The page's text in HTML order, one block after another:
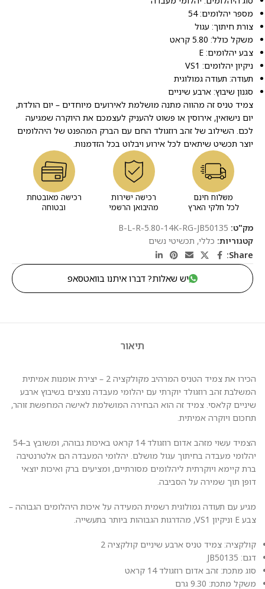
מספר יהלומים: 54
צורת חיתוך: עגול
משקל כולל: 5.80 קראט
צבע יהלומים: E
ניקיון יהלומים: VS1
תעודה: תעודה גמולוגית
סגנון שיבוץ: ארבע שיניים
צמיד טניס זה מהווה מתנה מושלמת לאירועים מיוחדים – יום הולדת,
יום נישואין, אירוסין או פשוט להעניק לעצמכם את היוקרה שמגיעה
לכם. השילוב של זהב רוזגולד החם עם הברק המהפנט של היהלומים
יוצר תכשיט שיתאים לכל אירוע ויבלוט בכל הזדמנות.
משלוח חינם
לכל חלקי הארץ
רכישה ישירות
מהיבואן הרשמי
רכישה מאובטחת
ובטוחה
מק"ט: B-L-R-5.80-14K-RG-JB50135
קטגוריות: כללי, תכשיטי נשים
Share:
יש שאלות? דברו איתנו בוואטסאפ
תיאור
הכירו את צמיד הטניס המרהיב מקולקציה 2 – יצירת אומנות אמיתית
המשלבת זהב רוזגולד יוקרתי עם יהלומי מעבדה נוצצים בשיבוץ ארבע
שיניים קלאסי. צמיד זה הוא הבחירה המושלמת לאישה המחפשת זוהר,
תחכום ויוקרה אמיתית.
הצמיד עשוי מזהב אדום רוזגולד 14 קראט באיכות גבוהה, ומשובץ ב-54
יהלומי מעבדה בחיתוך עגול מושלם. יהלומי המעבדה הם אלטרנטיבה
ברת קיימא ויוקרתית ליהלומים מסורתיים, ומציעים ברק ואיכות יוצאי
דופן תוך שמירה על הסביבה.
מגיע עם תעודה גמולוגית רשמית המעידה על איכות היהלומים הגבוהה –
צבע E וניקיון VS1, מהדרגות הגבוהות ביותר בתעשייה.
קולקציה: צמיד טניס ארבע שיניים קולקציה 2
דגם: JB50135
סוג מתכת: זהב אדום רוזגולד 14 קראט
משקל מתכת: 9.30 גרם